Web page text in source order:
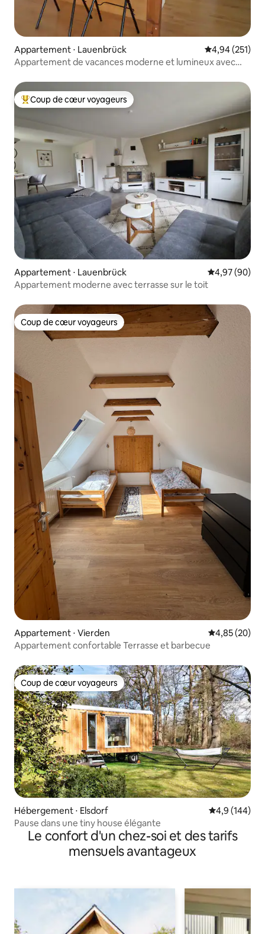
Appartement ⋅ Lauenbrück Évaluation
4,94 (251)
Appartement de vacances moderne et lumineux avec
Coups de cœur voyageurs les plus appréciés
Coup de cœur voyageurs
Appartement ⋅ Lauenbrück Évaluation
4,97 (90)
Appartement moderne avec terrasse sur le toit
Coup de cœur voyageurs
Coup de cœur voyageurs
Appartement ⋅ Vierden Évaluation
4,85 (20)
Appartement confortable Terrasse et barbecue
Coup de cœur voyageurs
Coup de cœur voyageurs
Hébergement ⋅ Elsdorf Évaluation
4,9 (144)
Pause dans une tiny house élégante
Le confort d'un chez-soi et des tarifs
mensuels avantageux